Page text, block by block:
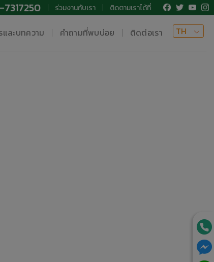
ร่วมงานกับเรา ติดตามเราได้ที่
และบทความ คำถามที่พบบ่อย ติดต่อเรา TH